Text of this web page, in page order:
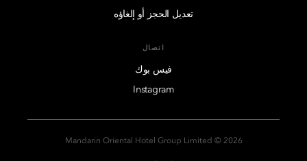
تعديل الحجز أو إلغاؤه
اتصال
فيس بوك
Instagram
2026 © Mandarin Oriental Hotel Group Limited